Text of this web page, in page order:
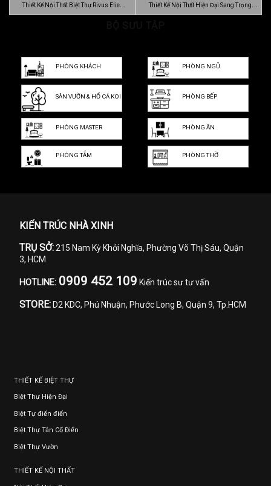
Thiết Kế Nội Thất Biệt Thự Rivus Elie Thiết Kế Nội Thất Hiện Đại Sang Trọng
PHÒNG KHÁCH PHÒNG NGỦ
SÂN VƯỜN & HỒ CÁ KOI PHÒNG BẾP
PHÒNG MASTER PHÒNG ĂN
PHÒNG TẮM PHÒNG THỜ
KIẾN TRÚC NHÀ XINH
TRỤ SỞ: 215 Nam Kỳ Khởi Nghĩa, Phường Võ Thị Sáu, Quận
3, HCM
HOTLINE: 0909 452 109 Kiến trúc sư tư vấn
STORE: D2 KDC, Phú Nhuận, Phước Long B, Quận 9, Tp.HCM
THIẾT KẾ BIỆT THỰ
Biệt Thự Hiện Đại
Biệt Tự điển điển
Biệt Thự Tân Cổ Điển
Biệt Thự Vườn
THIẾT KẾ NỘI THẤT